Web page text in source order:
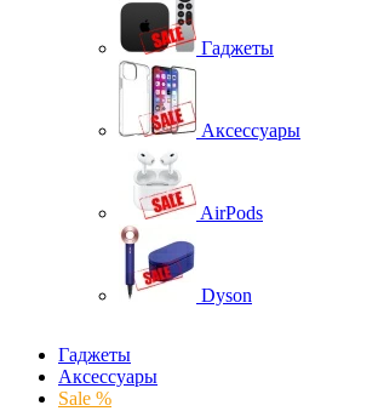
Гаджеты
Аксессуары
AirPods
Dyson
Гаджеты
Аксессуары
Sale %